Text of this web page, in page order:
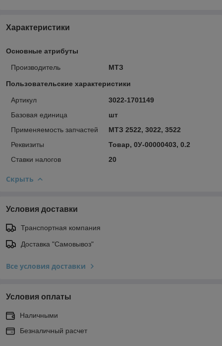
Характеристики
Основные атрибуты
Производитель МТЗ
Пользовательские характеристики
Артикул
3022-1701149
Базовая единица
шт
Применяемость запчастей
МТЗ 2522, 3022, 3522
Реквизиты
Товар, 0У-00000403, 0.2
Ставки налогов
20
Скрыть
Условия доставки
Транспортная компания
Доставка "Самовывоз"
Все условия доставки
Условия оплаты
Наличными
Безналичный расчет